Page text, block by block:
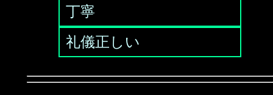
丁寧
礼儀正しい